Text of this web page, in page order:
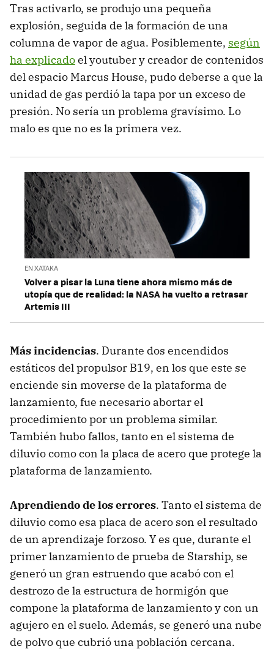
Tras activarlo, se produjo una pequeña
explosión, seguida de la formación de una
columna de vapor de agua. Posiblemente, según
ha explicadoel youtuber y creador de contenidos
del espacio Marcus House, pudo deberse a que la
unidad de gas perdió la tapa por un exceso de
presión. No sería un problema gravísimo. Lo
malo es que no es la primera vez.
EN XATAKA
Volver a pisar la Luna tiene ahora mismo más de
utopía que de realidad: la NASA ha vuelto a retrasar
Artemis III
Más incidencias. Durante dos encendidos
estáticos del propulsor B19, en los que este se
enciende sin moverse de la plataforma de
lanzamiento, fue necesario abortar el
procedimiento por un problema similar.
También hubo fallos, tanto en el sistema de
diluvio como con la placa de acero que protege la
plataforma de lanzamiento.
Aprendiendo de los errores. Tanto el sistema de
diluvio como esa placa de acero son el resultado
de un aprendizaje forzoso. Y es que, durante el
primer lanzamiento de prueba de Starship, se
generó un gran estruendo que acabó con el
destrozo de la estructura de hormigón que
compone la plataforma de lanzamiento y con un
agujero en el suelo. Además, se generó una nube
de polvo que cubrió una población cercana.